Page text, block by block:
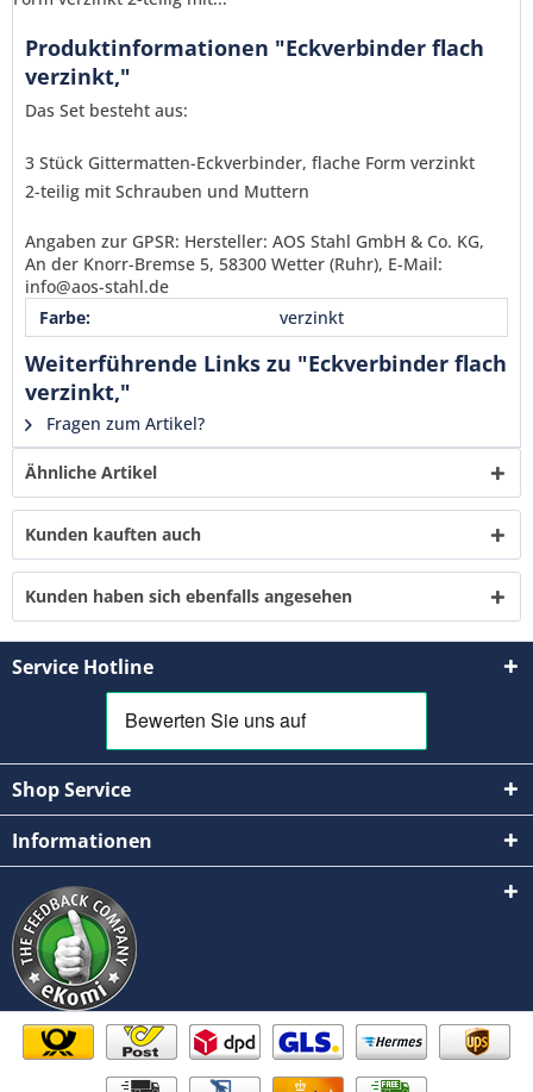
Ich habe die Datenschutzerklärunggelesen,
verstanden und stimme zu. *
Mit * gekennzeichnete Felder sind Pflichtfelder.
Senden
Produktinformationen "Eckverbinder flach
verzinkt,"
Das Set besteht aus:
3 Stück Gittermatten-Eckverbinder, flache Form verzinkt
2-teilig mit Schrauben und Muttern
Angaben zur GPSR: Hersteller: AOS Stahl GmbH & Co. KG,
An der Knorr-Bremse 5, 58300 Wetter (Ruhr), E-Mail:
info@aos-stahl.de
Farbe:
verzinkt
Weiterführende Links zu "Eckverbinder flach
verzinkt,"
Fragen zum Artikel?
Ähnliche Artikel
Kunden kauften auch
Kunden haben sich ebenfalls angesehen
Service Hotline
Shop Service
Informationen